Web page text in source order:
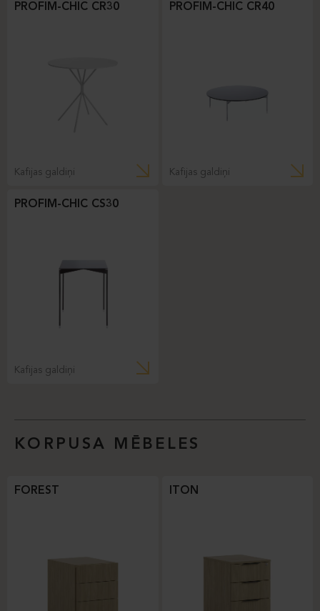
PROFIM-CHIC CR30
Kafijas galdiņi
PROFIM-CHIC CR40
Kafijas galdiņi
PROFIM-CHIC CS30
Kafijas galdiņi
KORPUSA MĒBELES
FOREST ITON